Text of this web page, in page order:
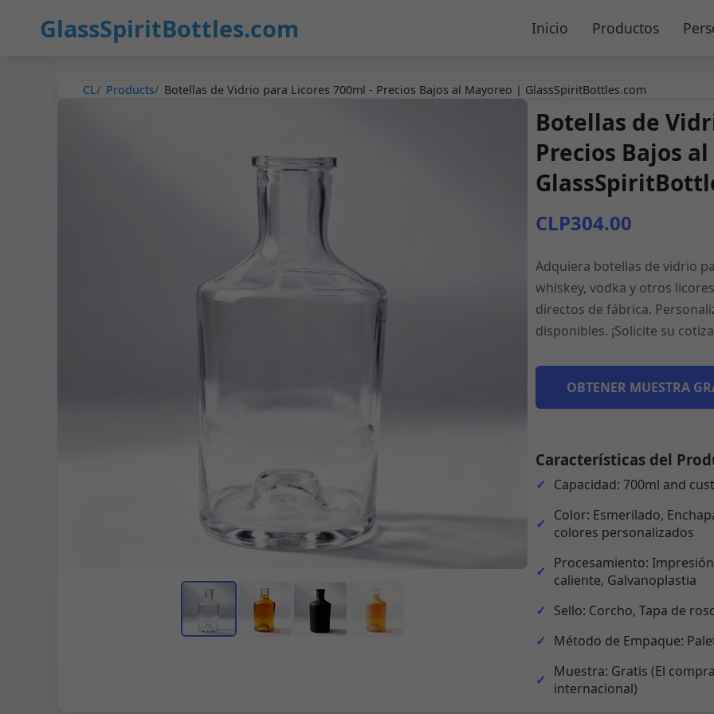
GlassSpiritBottles.com Inicio Productos
CL Products Botellas de Vidrio para Licores 700ml - Precios Bajos al Mayoreo | GlassSpiritBottles.com
Botellas de
Precios Bajos
CLP304.00
Adquiera botellas de vidrio
whiskey, vodka y otros
directos de fábrica.
disponibles. ¡Solicite su
OBTENER MUESTRA
Características del
Capacidad: 700ml and
Color: Esmerilado,
colores personalizados
Procesamiento:
caliente, Galvanoplastia
Sello: Corcho, Tapa de
Método de Empaque:
Muestra: Gratis (El
internacional)